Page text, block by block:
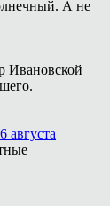
А не
Ивановской
августа